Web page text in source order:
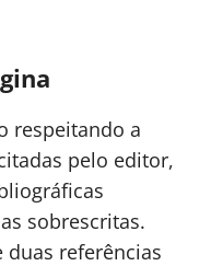
respeitando a
pelo editor,
sobrescritas.
duas referências